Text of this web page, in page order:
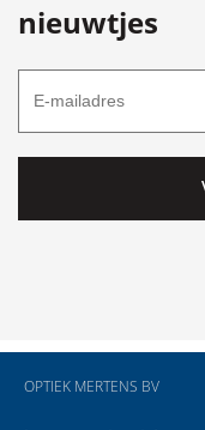
nieuwtjes
OPTIEK MERTENS BV